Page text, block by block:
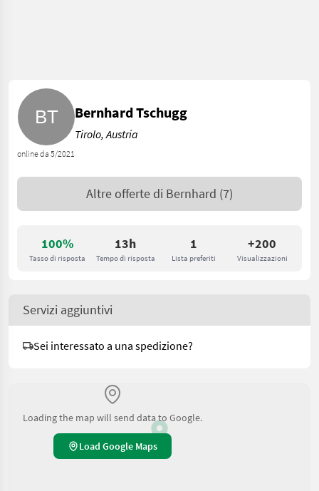
100%
Tasso di risposta
13h
Tempo di risposta
1
Lista preferiti
+200
Visualizzazioni
online da 5/2021
Bernhard Tschugg
Tirolo, Austria
Altre offerte di Bernhard (7)
Servizi aggiuntivi
Sei interessato a una spedizione?
Loading the map will send data to Google.
Load Google Maps